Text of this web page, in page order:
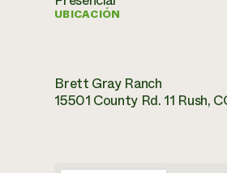
UBICACIÓN
Brett Gray Ranch
15501 County Rd. 11 Rush,